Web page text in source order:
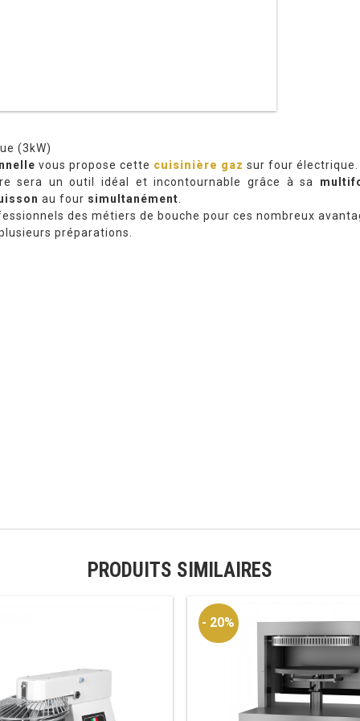
(3kW)
vous propose cette cuisinière gaz sur four électrique.
sera un outil idéal et incontournable grâce à sa
au four simultanément
des métiers de bouche pour ces nombreux
préparations.
PRODUITS SIMILAIRES
- 20%